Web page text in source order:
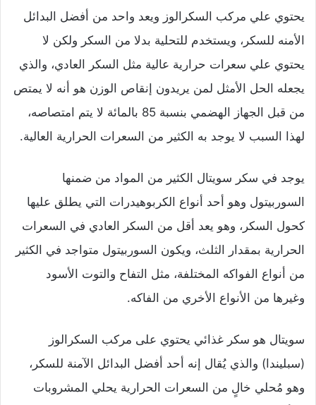
يحتوي علي مركب السكرالوز ويعد واحد من أفضل البدائل
الأمنه للسكر، ويستخدم للتحلية بدلا من السكر ولكن لا
يحتوي علي سعرات حرارية عالية مثل السكر العادي، والذي
يجعله الحل الأمثل لمن يريدون إنقاص الوزن هو أنه لا يمتص
من قبل الجهاز الهضمي بنسبة 85 بالمائة لا يتم امتصاصه،
لهذا السبب لا يوجد به الكثير من السعرات الحرارية العالية.
يوجد في سكر سويتال الكثير من المواد من ضمنها
السوربيتول وهو أحد أنواع الكربوهيدرات التي يطلق عليها
كحول السكر، وهو يعد أقل من السكر العادي في السعرات
الحرارية بمقدار الثلث، ويكون السوربيتول متواجد في الكثير
من أنواع الفواكه المختلفة، مثل التفاح والتوت الأسود
وغيرها من الأنواع الأخري من الفاكه.
سويتال هو سكر غذائي يحتوي على مركب السكرالوز
(سبليندا) والذي يُقال إنه أحد أفضل البدائل الآمنة للسكر،
وهو مُحلي خالٍ من السعرات الحرارية يحلي المشروبات